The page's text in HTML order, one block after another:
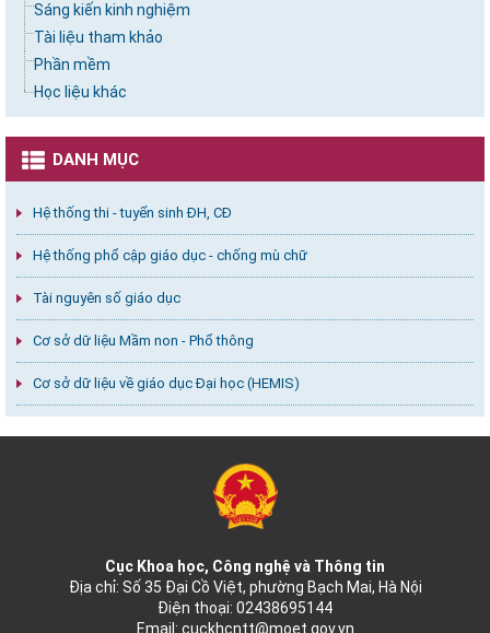
Sáng kiến kinh nghiệm
Tài liệu tham khảo
Phần mềm
Học liệu khác
DANH MỤC
Hệ thống thi - tuyển sinh ĐH, CĐ
Hệ thống phổ cập giáo dục - chống mù chữ
Tài nguyên số giáo dục
Cơ sở dữ liệu Mầm non - Phổ thông
Cơ sở dữ liệu về giáo dục Đại học (HEMIS)
Cục Khoa học, Công nghệ và Thông tin
Địa chỉ: Số 35 Đại Cồ Việt, phường Bạch Mai, Hà Nội
Điện thoại: 02438695144
Email: cuckhcntt@moet.gov.vn